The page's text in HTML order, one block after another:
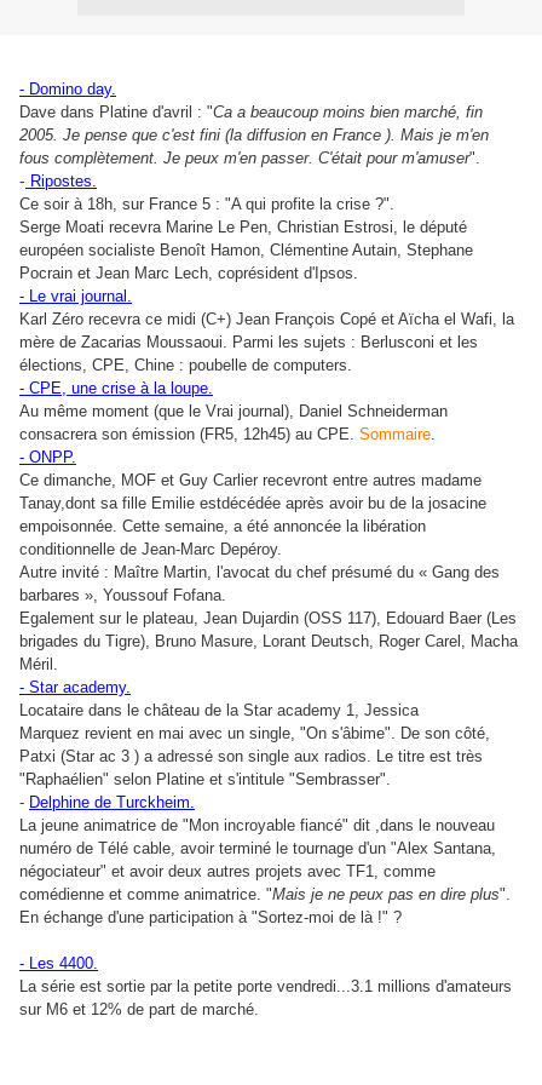
- Domino day.
Dave dans Platine d'avril : "Ca a beaucoup moins bien marché, fin
2005. Je pense que c'est fini (la diffusion en France ). Mais je m'en
fous complètement. Je peux m'en passer. C'était pour m'amuser".
- Ripostes.
Ce soir à 18h, sur France 5 : "A qui profite la crise ?".
Serge Moati recevra Marine Le Pen, Christian Estrosi, le député
européen socialiste Benoît Hamon, Clémentine Autain, Stephane
Pocrain et Jean Marc Lech, coprésident d'Ipsos.
- Le vrai journal.
Karl Zéro recevra ce midi (C+) Jean François Copé et Aïcha el Wafi, la
mère de Zacarias Moussaoui. Parmi les sujets : Berlusconi et les
élections, CPE, Chine : poubelle de computers.
- CPE, une crise à la loupe.
Au même moment (que le Vrai journal), Daniel Schneiderman
consacrera son émission (FR5, 12h45) au CPE. Sommaire.
- ONPP.
Ce dimanche, MOF et Guy Carlier recevront entre autres madame
Tanay,dont sa fille Emilie estdécédée après avoir bu de la josacine
empoisonnée. Cette semaine, a été annoncée la libération
conditionnelle de Jean-Marc Depéroy.
Autre invité : Maître Martin, l'avocat du chef présumé du « Gang des
barbares », Youssouf Fofana.
Egalement sur le plateau, Jean Dujardin (OSS 117), Edouard Baer (Les
brigades du Tigre), Bruno Masure, Lorant Deutsch, Roger Carel, Macha
Méril.
- Star academy.
Locataire dans le château de la Star academy 1, Jessica
Marquez revient en mai avec un single, "On s'âbime". De son côté,
Patxi (Star ac 3 ) a adressé son single aux radios. Le titre est très
"Raphaélien" selon Platine et s'intitule "Sembrasser".
- Delphine de Turckheim.
La jeune animatrice de "Mon incroyable fiancé" dit ,dans le nouveau
numéro de Télé cable, avoir terminé le tournage d'un "Alex Santana,
négociateur" et avoir deux autres projets avec TF1, comme
comédienne et comme animatrice. "Mais je ne peux pas en dire plus".
En échange d'une participation à "Sortez-moi de là !" ?
- Les 4400.
La série est sortie par la petite porte vendredi...3.1 millions d'amateurs
sur M6 et 12% de part de marché.